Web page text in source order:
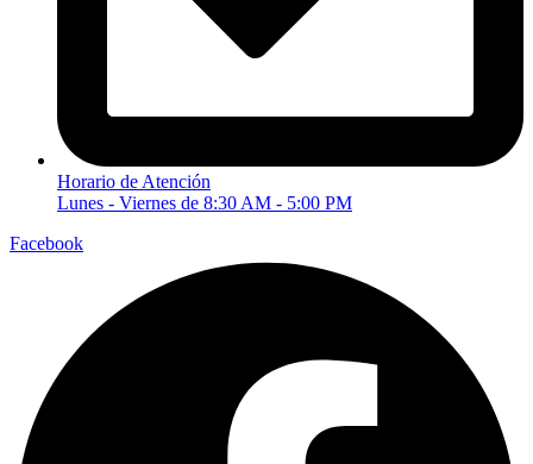
Horario de Atención
Lunes - Viernes de 8:30 AM - 5:00 PM
Facebook